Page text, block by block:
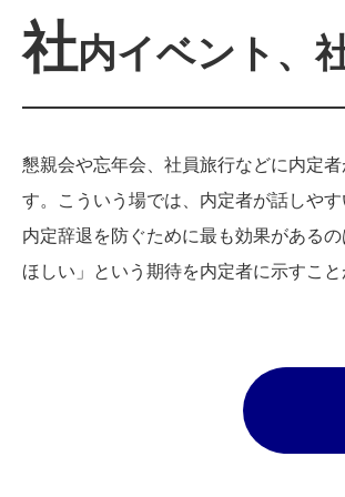
社内イベント、
懇親会や忘年会、社員旅行などに内定
す。こういう場では、内定者が話しや
内定辞退を防ぐために最も効果がある
ほしい」という期待を内定者に示すこ